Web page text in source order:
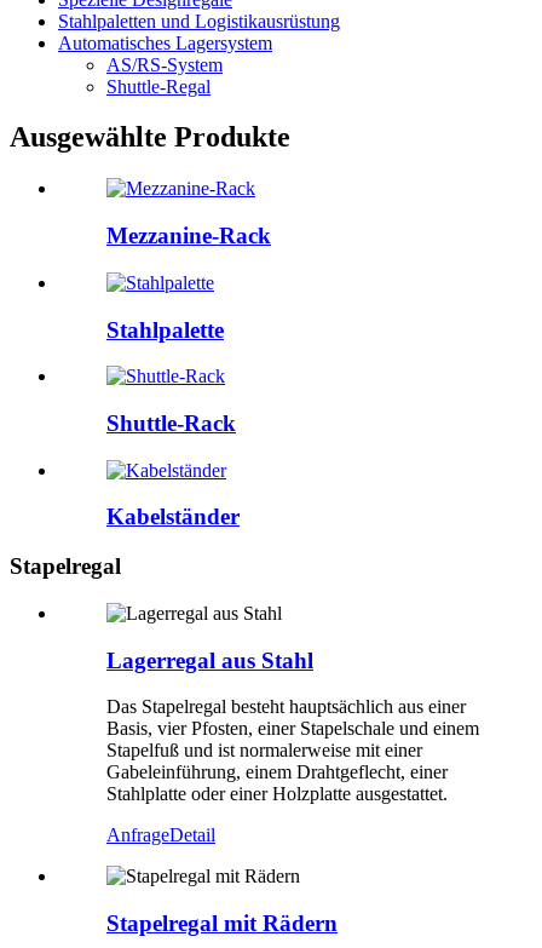
Stahlpaletten und Logistikausrüstung
Automatisches Lagersystem
AS/RS-System
Shuttle-Regal
Ausgewählte Produkte
Mezzanine-Rack
Stahlpalette
Shuttle-Rack
Kabelständer
Stapelregal
Lagerregal aus Stahl
Das Stapelregal besteht hauptsächlich aus einer
Basis, vier Pfosten, einer Stapelschale und einem
Stapelfuß und ist normalerweise mit einer
Gabeleinführung, einem Drahtgeflecht, einer
Stahlplatte oder einer Holzplatte ausgestattet.
AnfrageDetail
Stapelregal mit Rädern